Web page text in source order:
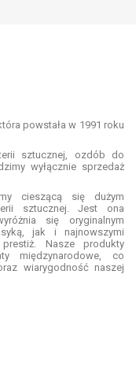
powstała w 1991 roku
sztucznej, ozdób do
wyłącznie sprzedaż
cieszącą się dużym
sztucznej. Jest ona
się oryginalnym
jak i najnowszymi
Nasze produkty
międzynarodowe, co
wiarygodność naszej